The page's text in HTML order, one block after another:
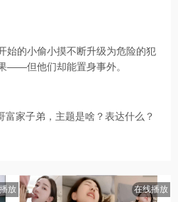
始的小偷小摸不断升级为危险的犯
——但他们却能置身事外。
家子弟，主题是啥？表达什么？